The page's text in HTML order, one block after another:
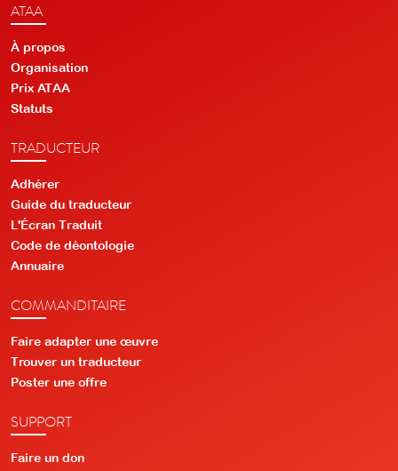
ATAA
À propos
Organisation
Prix ATAA
Statuts
TRADUCTEUR
Adhérer
Guide du traducteur
L'Écran Traduit
Code de déontologie
Annuaire
COMMANDITAIRE
Faire adapter une œuvre
Trouver un traducteur
Poster une offre
SUPPORT
Faire un don